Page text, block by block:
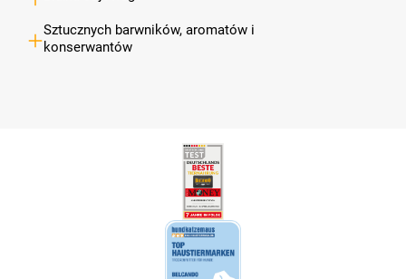
Sztucznych barwników, aromatów i
konserwantów